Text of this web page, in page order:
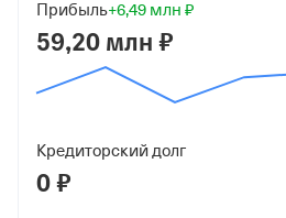
Олихейко Александр Алексеевич
4 062,5 ₽ (13%)
Малый бизнес
Дата регистрации
Прибыль+6,49 млн ₽
59,20 млн ₽
Кредиторский долг
0 ₽